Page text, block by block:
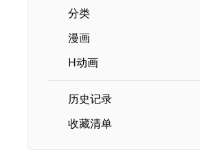
分类
漫画
H动画
历史记录
收藏清单